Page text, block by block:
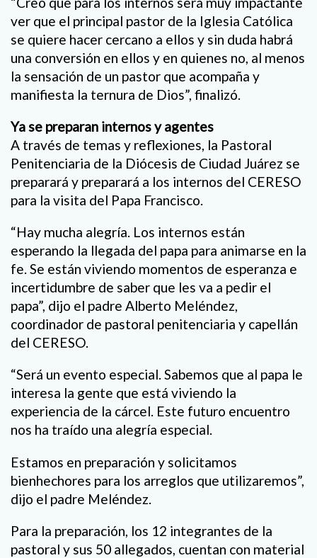
ver que el principal pastor de la Iglesia Católica
se quiere hacer cercano a ellos y sin duda habrá
una conversión en ellos y en quienes no, al menos
la sensación de un pastor que acompaña y
manifiesta la ternura de Dios”, finalizó.
Ya se preparan internos y agentes
A través de temas y reflexiones, la Pastoral
Penitenciaria de la Diócesis de Ciudad Juárez se
preparará y preparará a los internos del CERESO
para la visita del Papa Francisco.
“Hay mucha alegría. Los internos están
esperando la llegada del papa para animarse en la
fe. Se están viviendo momentos de esperanza e
incertidumbre de saber que les va a pedir el
papa”, dijo el padre Alberto Meléndez,
coordinador de pastoral penitenciaria y capellán
del CERESO.
“Será un evento especial. Sabemos que al papa le
interesa la gente que está viviendo la
experiencia de la cárcel. Este futuro encuentro
nos ha traído una alegría especial.
Estamos en preparación y solicitamos
bienhechores para los arreglos que utilizaremos”,
dijo el padre Meléndez.
Para la preparación, los 12 integrantes de la
pastoral y sus 50 allegados, cuentan con material